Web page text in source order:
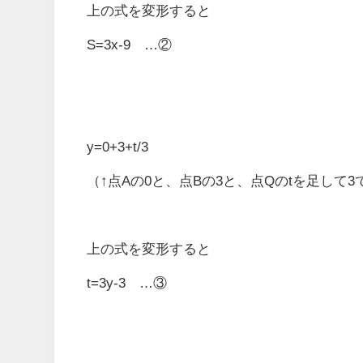
上の式を変形すると
S=3x-9 …②
y=0+3+t/3
（↑点Aの0と、点Bの3と、点Qのtを足して3
上の式を変形すると
t=3y-3 …③